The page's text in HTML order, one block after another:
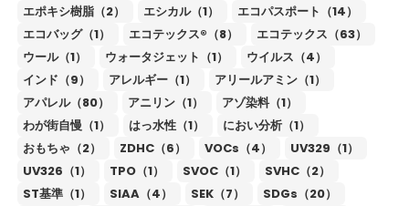
エポキシ樹脂（2）
エシカル（1）
エコパスポート（14）
エコバッグ（1）
エコテックス®（8）
エコテックス（63）
ウール（1）
ウォータジェット（1）
ウイルス（4）
インド（9）
アレルギー（1）
アリールアミン（1）
アパレル（80）
アニリン（1）
アゾ染料（1）
わが街自慢（1）
はっ水性（1）
におい分析（1）
おもちゃ（2）
ZDHC（6） VOCs（4）
UV329（1）
UV326（1）
TPO（1） SVOC（1）
SVHC（2）
ST基準（1）
SIAA（4） SEK（7）
SDGs（20）